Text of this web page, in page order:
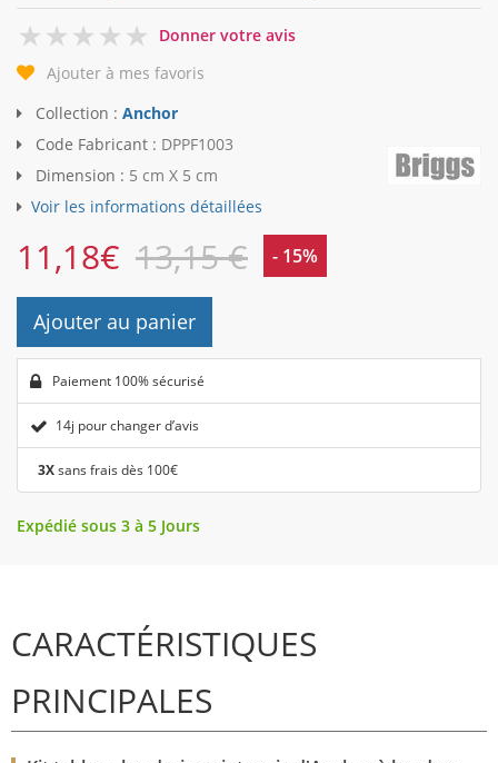
0
Donner votre avis
Ajouter à mes favoris
Collection : Anchor
Code Fabricant : DPPF1003
Dimension : 5 cm X 5 cm
Voir les informations détaillées
11,18€ 13,15 € - 15%
Ajouter au panier
Paiement 100% sécurisé
14j pour changer d’avis
3Xsans frais dès 100€
Expédié sous 3 à 5 Jours
CARACTÉRISTIQUES
PRINCIPALES